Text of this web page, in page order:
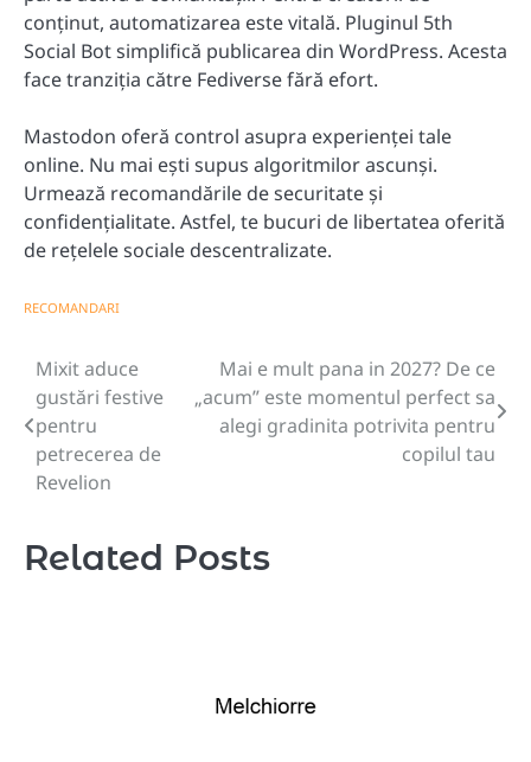
conținut, automatizarea este vitală. Pluginul 5th
Social Bot simplifică publicarea din WordPress. Acesta
face tranziția către Fediverse fără efort.
Mastodon oferă control asupra experienței tale
online. Nu mai ești supus algoritmilor ascunși.
Urmează recomandările de securitate și
confidențialitate. Astfel, te bucuri de libertatea oferită
de rețelele sociale descentralizate.
RECOMANDARI
Navigare
în
articole
Mixit aduce
gustări festive
pentru
petrecerea de
Revelion
Mai e mult pana in 2027? De ce
„acum” este momentul perfect sa
alegi gradinita potrivita pentru
copilul tau
Related Posts